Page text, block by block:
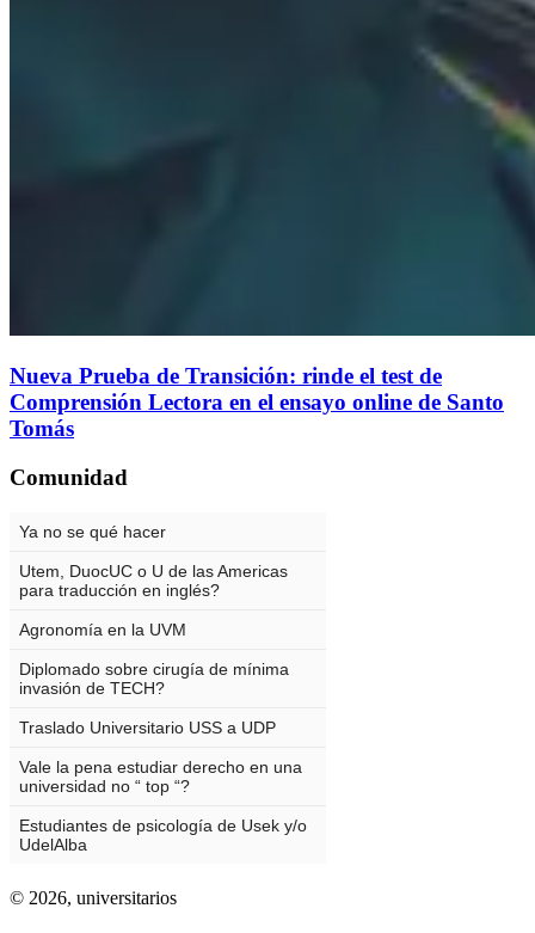
Nueva Prueba de Transición: rinde el test de
Comprensión Lectora en el ensayo online de Santo
Tomás
Comunidad
© 2026, universitarios